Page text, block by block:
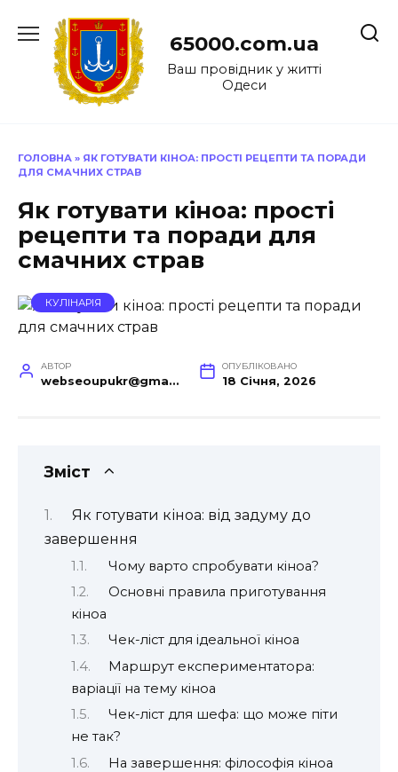
до
65000.com.ua
Ваш провідник у житті
Одеси
ГОЛОВНА » ЯК ГОТУВАТИ КІНОА: ПРОСТІ РЕЦЕПТИ ТА ПОРАДИ
ДЛЯ СМАЧНИХ СТРАВ
Як готувати кіноа: прості
рецепти та поради для
смачних страв
КУЛІНАРІЯ
АВТОР
webseoupukr@gmail.com
ОПУБЛІКОВАНО
18 Січня, 2026
Зміст
Як готувати кіноа: від задуму до
завершення
Чому варто спробувати кіноа?
Основні правила приготування
кіноа
Чек-ліст для ідеальної кіноа
Маршрут експериментатора:
варіації на тему кіноа
Чек-ліст для шефа: що може піти
не так?
На завершення: філософія кіноа